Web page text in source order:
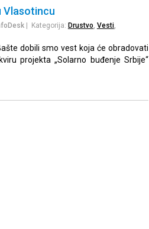
Vlasotincu
| Kategorija: Drustvo Vesti,
dobili smo vest koja će obradovati
projekta „Solarno buđenje Srbije“